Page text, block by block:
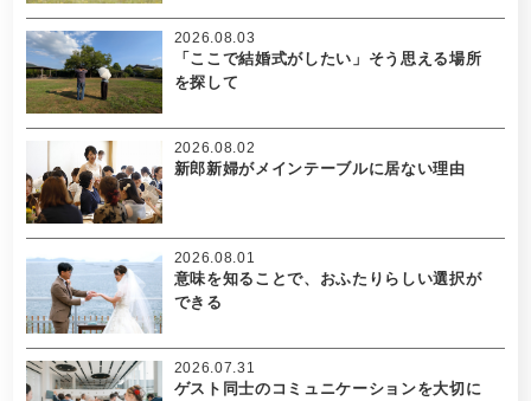
「ここで結婚式がしたい」そう思える場所
を探して
2026.08.03
新郎新婦がメインテーブルに居ない理由
2026.08.02
意味を知ることで、おふたりらしい選択が
できる
2026.08.01
ゲスト同士のコミュニケーションを大切に
2026.07.31